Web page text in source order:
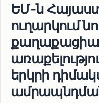
ԵՄ-ն
ուղարկում
երկրի